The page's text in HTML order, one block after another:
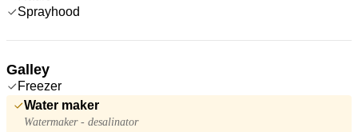
Sprayhood
Galley
Freezer
Water maker
Watermaker - desalinator